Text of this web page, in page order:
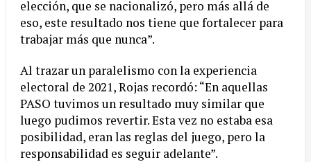
elección, que se nacionalizó, pero más allá de
eso, este resultado nos tiene que fortalecer para
trabajar más que nunca”.
Al trazar un paralelismo con la experiencia
electoral de 2021, Rojas recordó: “En aquellas
PASO tuvimos un resultado muy similar que
luego pudimos revertir. Esta vez no estaba esa
posibilidad, eran las reglas del juego, pero la
responsabilidad es seguir adelante”.